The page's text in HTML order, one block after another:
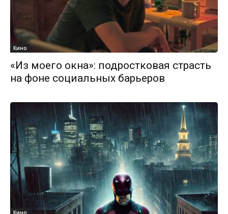
Кино
«Из моего окна»: подростковая страсть
на фоне социальных барьеров
Кино